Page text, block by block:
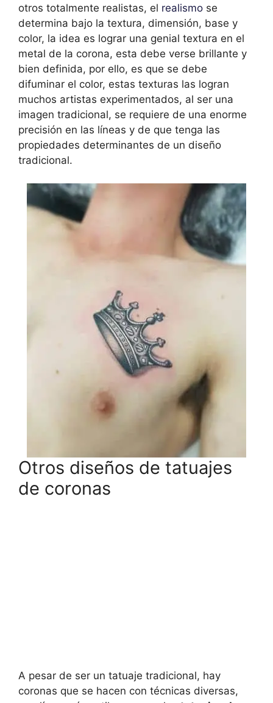
otros totalmente realistas, el realismo se
determina bajo la textura, dimensión, base y
color, la idea es lograr una genial textura en el
metal de la corona, esta debe verse brillante y
bien definida, por ello, es que se debe
difuminar el color, estas texturas las logran
muchos artistas experimentados, al ser una
imagen tradicional, se requiere de una enorme
precisión en las líneas y de que tenga las
propiedades determinantes de un diseño
tradicional.
Otros diseños de tatuajes
de coronas
A pesar de ser un tatuaje tradicional, hay
coronas que se hacen con técnicas diversas,